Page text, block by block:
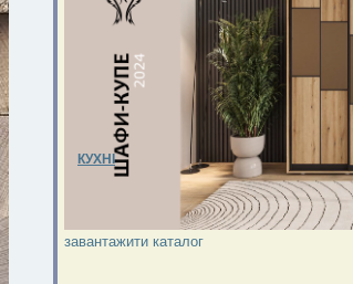
КУХНІ
завантажити каталог